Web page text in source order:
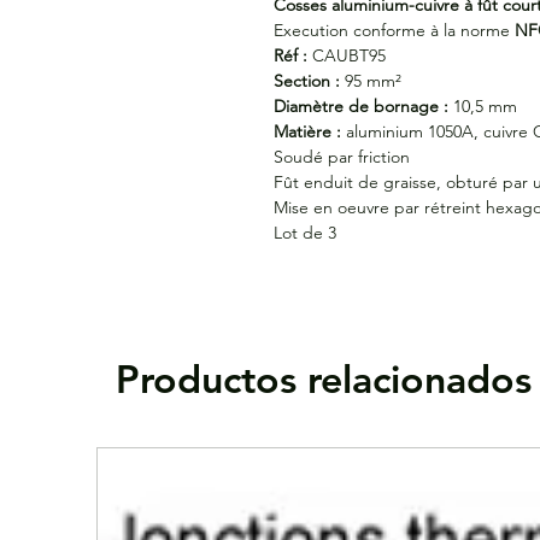
Cosses aluminium-cuivre à fût
Execution conforme à la norme
Réf : CAUBT95
Section : 95 mm²
Diamètre de bornage : 10,5 mm
Matière : aluminium 1050A, cuivre
Soudé par friction
Fût enduit de graisse, obturé par
Mise en oeuvre par rétreint
Lot de 3
Productos relacionados